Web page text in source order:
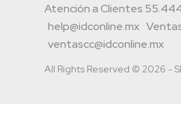
Atención a Clientes
help@idconline.mx
ventascc@idconline.mx
All Rights Reserved © 2026 -